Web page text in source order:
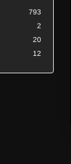
793
2
20
12